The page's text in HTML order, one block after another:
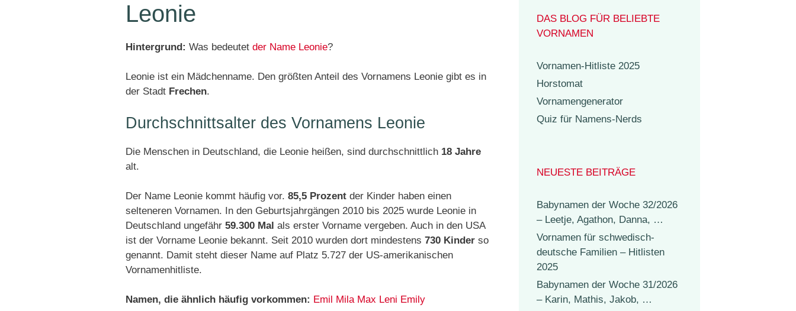
Leonie
Hintergrund: Was bedeutet der Name Leonie?
Leonie ist ein Mädchenname. Den größten Anteil des Vornamens Leonie gibt es in
der Stadt Frechen.
Durchschnittsalter des Vornamens Leonie
Die Menschen in Deutschland, die Leonie heißen, sind durchschnittlich 18 Jahre
alt.
Der Name Leonie kommt häufig vor. 85,5 Prozent der Kinder haben einen
selteneren Vornamen. In den Geburtsjahrgängen 2010 bis 2025 wurde Leonie in
Deutschland ungefähr 59.300 Mal als erster Vorname vergeben. Auch in den USA
ist der Vorname Leonie bekannt. Seit 2010 wurden dort mindestens 730 Kinder so
genannt. Damit steht dieser Name auf Platz 5.727 der US-amerikanischen
Vornamenhitliste.
Namen, die ähnlich häufig vorkommen: Emil Mila Max Leni Emily
DAS BLOG FÜR BELIEBTE
VORNAMEN
Vornamen-Hitliste 2025
Horstomat
Vornamengenerator
Quiz für Namens-Nerds
NEUESTE BEITRÄGE
Babynamen der Woche 32/2026
– Leetje, Agathon, Danna, …
Vornamen für schwedisch-
deutsche Familien – Hitlisten
2025
Babynamen der Woche 31/2026
– Karin, Mathis, Jakob, …